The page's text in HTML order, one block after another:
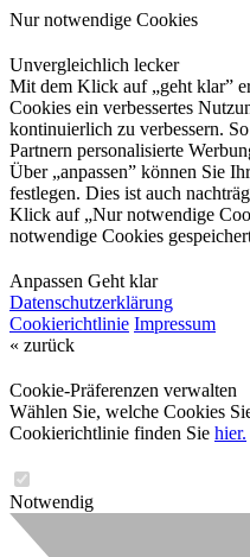
Nur notwendige Cookies
Unvergleichlich lecker
Mit dem Klick auf „geht klar”
Cookies ein verbessertes
kontinuierlich zu verbessern.
Partnern personalisierte
Über „anpassen” können Sie
festlegen. Dies ist auch
Klick auf „Nur notwendige
notwendige Cookies
Anpassen Geht klar
Datenschutzerklärung
Cookierichtlinie Impressum
« zurück
Cookie-Präferenzen verwalten
Wählen Sie, welche Cookies
Cookierichtlinie finden Sie hier.
Notwendig